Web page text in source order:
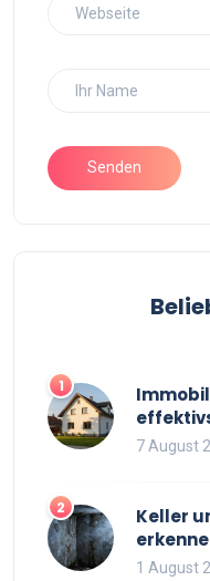
Senden
1
7 August
2
Keller
1 August